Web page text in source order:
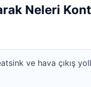
Neleri
ve hava çıkış